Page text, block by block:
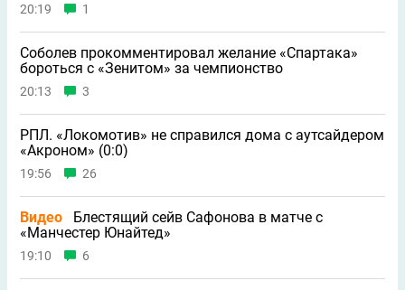
20:19 1
Соболев прокомментировал желание «Спартака»
бороться с «Зенитом» за чемпионство
20:13 3
РПЛ. «Локомотив» не справился дома с аутсайдером
«Акроном» (0:0)
19:56 26
Видео
Блестящий сейв Сафонова в матче с
«Манчестер Юнайтед»
19:10 6